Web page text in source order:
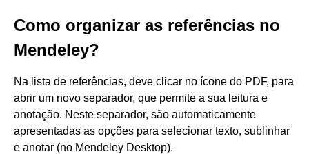
Como organizar as referências no
Mendeley?
Na lista de referências, deve clicar no ícone do PDF, para
abrir um novo separador, que permite a sua leitura e
anotação. Neste separador, são automaticamente
apresentadas as opções para selecionar texto, sublinhar
e anotar (no Mendeley Desktop).